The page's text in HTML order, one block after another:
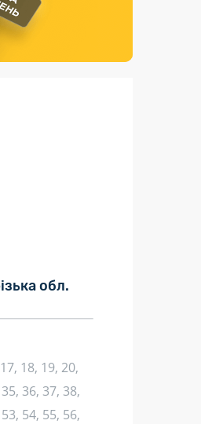
Маркет»
обл.
18, 19, 20,
36, 37, 38,
54, 55, 56,